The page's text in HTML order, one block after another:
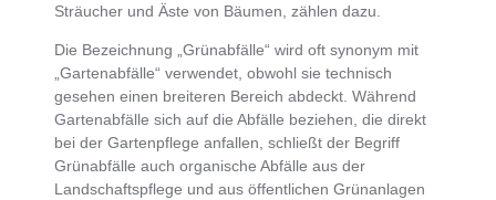
Sträucher und Äste von Bäumen , zählen dazu.
Die Bezeichnung „Grünabfälle“ wird oft synonym mit
„Gartenabfälle“ verwendet, obwohl sie technisch
gesehen einen breiteren Bereich abdeckt.Während
Gartenabfälle sich auf die Abfälle beziehen, die direkt
bei der Gartenpflege anfallen, schließt der Begriff
Grünabfälle auch organische Abfälle aus der
Landschaftspflege und aus öffentlichen Grünanlagen